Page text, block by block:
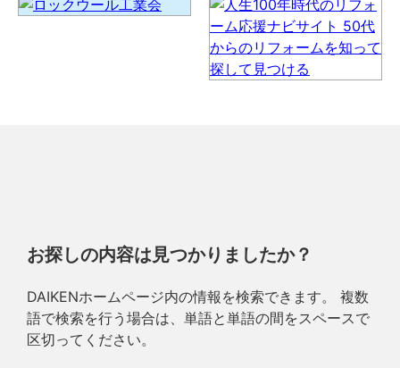
お探しの内容は見つかりましたか？
DAIKENホームページ内の情報を検索できます。 複数
語で検索を行う場合は、単語と単語の間をスペースで
区切ってください。